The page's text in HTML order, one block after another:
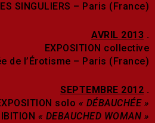
SINGULIERS – Paris (France)
AVRIL 2013 .
EXPOSITION collective
de l’Érotisme – Paris (France)
SEPTEMBRE 2012 .
solo « DÉBAUCHÉE »
« DEBAUCHED WOMAN »